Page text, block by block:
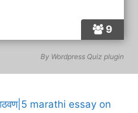
9
By Wordpress Quiz plugin
आठवण|5 marathi essay on